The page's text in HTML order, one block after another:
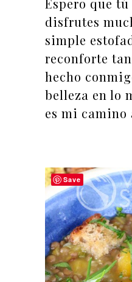
Espero que
disfrutes
simple
reconforte
hecho
belleza en lo
es mi
Save